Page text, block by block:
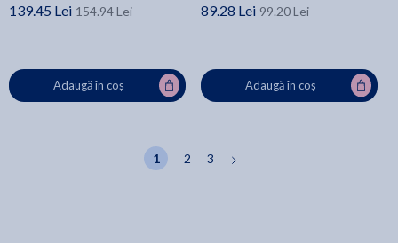
139.45 Lei 154.94 Lei
Adaugă în coș
89.28 Lei 99.20 Lei
Adaugă în coș
1 2 3